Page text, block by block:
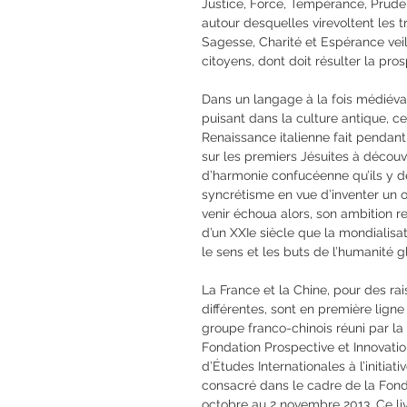
Justice, Force, Tempérance,
autour desquelles virevoltent les
Sagesse, Charité et Espérance
citoyens, dont doit résulter la
Dans un langage à la fois
puisant dans la culture antique,
Renaissance italienne fait
sur les premiers Jésuites à
d’harmonie confucéenne qu’ils y
syncrétisme en vue d’inventer un
venir échoua alors, son ambition
d’un XXIe siècle que la
le sens et les buts de l’humanité
La France et la Chine, pour des
différentes, sont en première
groupe franco-chinois réuni par
Fondation Prospective et
d’Études Internationales à
consacré dans le cadre de la